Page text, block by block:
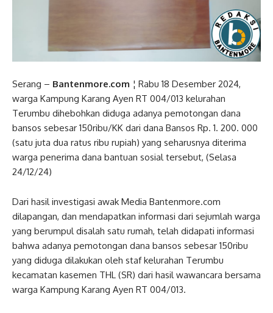
Serang – Bantenmore.com ¦ Rabu 18 Desember 2024,
warga Kampung Karang Ayen RT 004/013 kelurahan
Terumbu dihebohkan diduga adanya pemotongan dana
bansos sebesar 150ribu/KK dari dana Bansos Rp. 1. 200. 000
(satu juta dua ratus ribu rupiah) yang seharusnya diterima
warga penerima dana bantuan sosial tersebut, (Selasa
24/12/24)
Dari hasil investigasi awak Media Bantenmore.com
dilapangan, dan mendapatkan informasi dari sejumlah warga
yang berumpul disalah satu rumah, telah didapati informasi
bahwa adanya pemotongan dana bansos sebesar 150ribu
yang diduga dilakukan oleh staf kelurahan Terumbu
kecamatan kasemen THL (SR) dari hasil wawancara bersama
warga Kampung Karang Ayen RT 004/013.